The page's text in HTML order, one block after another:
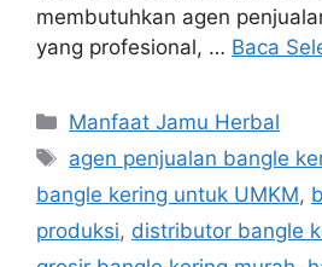
membutuhkan agen
yang profesional, … Baca
Kategori
Manfaat Jamu Herbal
Tag
agen penjualan bangle
bangle kering untuk UMKM,
produksi, distributor bangle